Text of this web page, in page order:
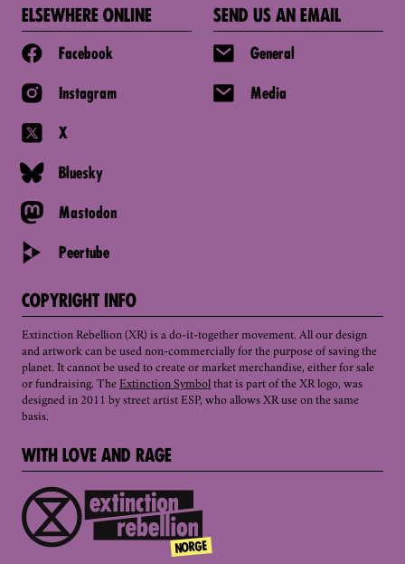
ELSEWHERE ONLINE
Facebook
Instagram
X
Bluesky
Mastodon
Peertube
SEND US AN EMAIL
General
Media
COPYRIGHT INFO
Extinction Rebellion (XR) is a do-it-together movement. All our design
and artwork can be used non-commercially for the purpose of saving the
planet. It cannot be used to create or market merchandise, either for sale
or fundraising. The Extinction Symbol that is part of the XR logo, was
designed in 2011 by street artist ESP, who allows XR use on the same
basis.
WITH LOVE AND RAGE